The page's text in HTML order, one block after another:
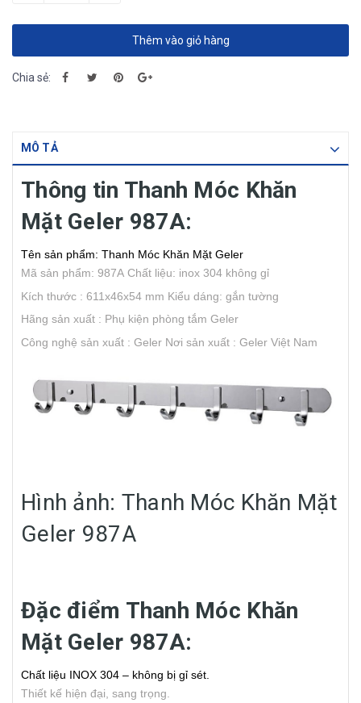
Thêm vào giỏ hàng
Chia sẻ:
MÔ TẢ
Thông tin Thanh Móc Khăn
Mặt Geler 987A:
Tên sản phẩm: Thanh Móc Khăn Mặt Geler
Mã sản phẩm: 987A Chất liệu: inox 304 không gỉ
Kích thước : 611x46x54 mm Kiểu dáng: gắn tường
Hãng sản xuất : Phụ kiện phòng tắm Geler
Công nghệ sản xuất : Geler Nơi sản xuất : Geler Việt Nam
Hình ảnh: Thanh Móc Khăn Mặt
Geler 987A
Đặc điểm Thanh Móc Khăn
Mặt Geler 987A:
Chất liệu INOX 304 – không bị gỉ sét.
Thiết kế hiện đại, sang trọng.